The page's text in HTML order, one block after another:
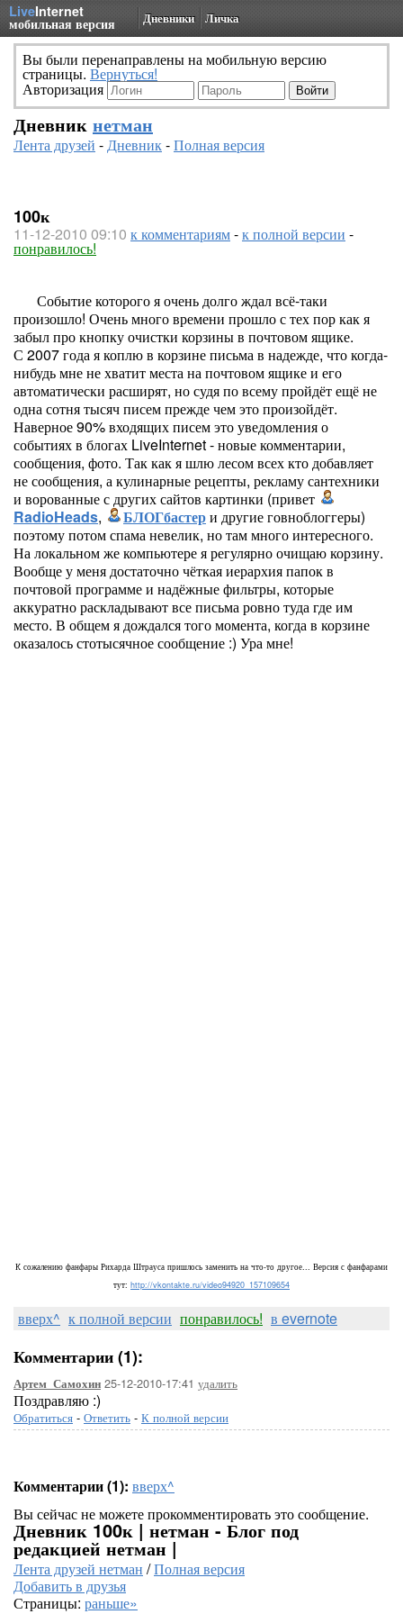
LiveInternet
мобильная версия Дневники Личка
Вы были перенаправлены на мобильную версию
страницы. Вернуться!
Авторизация
Дневник нетман
Лента друзей -Дневник-Полная версия
100к
11-12-2010 09:10 к комментариям-к полной версии -
понравилось!
Событие которого я очень долго ждал всё-таки
произошло! Очень много времени прошло с тех пор как я
забыл про кнопку очистки корзины в почтовом ящике.
С 2007 года я коплю в корзине письма в надежде, что когда-
нибудь мне не хватит места на почтовом ящике и его
автоматически расширят, но судя по всему пройдёт ещё не
одна сотня тысяч писем прежде чем это произойдёт.
Наверное 90% входящих писем это уведомления о
событиях в блогах LiveInternet - новые комментарии,
сообщения, фото. Так как я шлю лесом всех кто добавляет
не сообщения, а кулинарные рецепты, рекламу сантехники
и ворованные с других сайтов картинки (привет
RadioHeads, БЛОГбастери другие говноблоггеры)
поэтому потом спама невелик, но там много интересного.
На локальном же компьютере я регулярно очищаю корзину.
Вообще у меня достаточно чёткая иерархия папок в
почтовой программе и надёжные фильтры, которые
аккуратно раскладывают все письма ровно туда где им
место. В общем я дождался того момента, когда в корзине
оказалось стотысячное сообщение :) Ура мне!
К сожалению фанфары Рихарда Штрауса пришлось заменить на что-то другое... Версия с фанфарами
тут: http://vkontakte.ru/video94920_157109654
вверх^ к полной версии понравилось! в evernote
Комментарии (1):
Артем_Самохин 25-12-2010-17:41 удалить
Поздравляю :)
Обратиться - Ответить - К полной версии
Комментарии (1): вверх^
Вы сейчас не можете прокомментировать это сообщение.
Дневник 100к | нетман - Блог под
редакцией нетман |
Лента друзей нетман /Полная версия
Добавить в друзья
Страницы: раньше»